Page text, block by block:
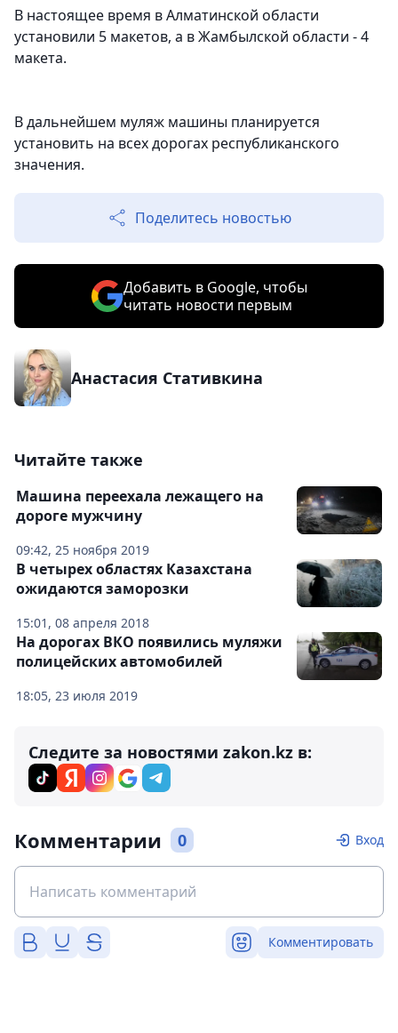
В настоящее время в Алматинской области
установили 5 макетов, а в Жамбылской области - 4
макета.
В дальнейшем муляж машины планируется
установить на всех дорогах республиканского
значения.
Поделитесь новостью
Добавить в Google, чтобы
читать новости первым
Анастасия Стативкина
Читайте также
09:42, 25 ноября 2019
Машина переехала лежащего на
дороге мужчину
15:01, 08 апреля 2018
В четырех областях Казахстана
ожидаются заморозки
18:05, 23 июля 2019
На дорогах ВКО появились муляжи
полицейских автомобилей
Следите за новостями zakon.kz в:
Комментарии 0 Вход
Комментировать